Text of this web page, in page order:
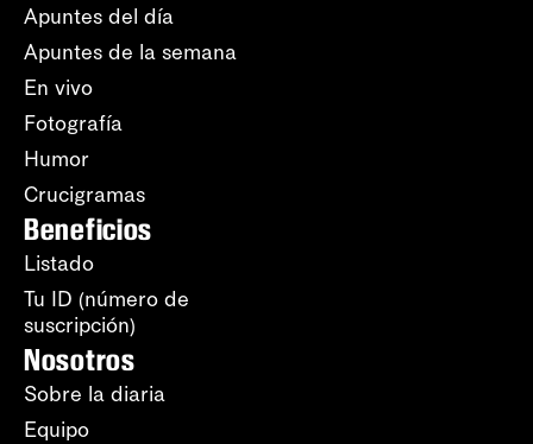
Apuntes del día
Apuntes de la semana
En vivo
Fotografía
Humor
Crucigramas
Beneficios
Listado
Tu ID (número de
suscripción)
Nosotros
Sobre la diaria
Equipo